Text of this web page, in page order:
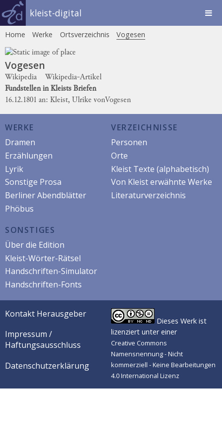
kleist-digital
Home Werke Ortsverzeichnis Vogesen
Vogesen
Wikipedia
Wikipedia-Artikel
Fundstellen in Kleists Briefen
16.12.1801 an: Kleist, Ulrike vonVogesen
WERKE
Dramen
Erzählungen
Lyrik
Sonstige Prosa
Berliner Abendblätter
Phöbus
VERZEICHNISSE
Personen
Orte
Kleist Texte (alphabetisch)
Von Kleist erwähnte Werke
Literaturverzeichnis
SONSTIGES
Über die Edition
Kleist-Wörter-Rätsel
Handschriften-Simulator
Handschriften-Fonts
Kontakt Herausgeber
Impressum /
Haftungsausschluss
Datenschutzerklärung
Dieses Werk ist
lizenziert unter einer
Creative Commons
Namensnennung - Nicht
kommerziell - Keine Bearbeitungen
4.0 International Lizenz